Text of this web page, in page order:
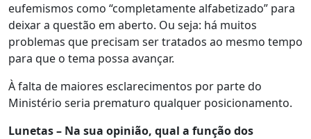
eufemismos como “completamente alfabetizado” para
deixar a questão em aberto. Ou seja: há muitos
problemas que precisam ser tratados ao mesmo tempo
para que o tema possa avançar.
À falta de maiores esclarecimentos por parte do
Ministério seria prematuro qualquer posicionamento.
Lunetas – Na sua opinião, qual a função dos